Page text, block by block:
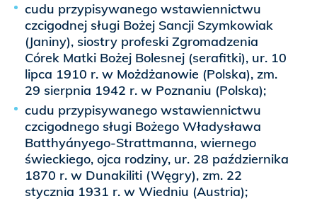
cudu przypisywanego wstawiennictwu
czcigodnej sługi Bożej Sancji Szymkowiak
(Janiny), siostry profeski Zgromadzenia
Córek Matki Bożej Bolesnej (serafitki), ur. 10
lipca 1910 r. w Możdżanowie (Polska), zm.
29 sierpnia 1942 r. w Poznaniu (Polska);
cudu przypisywanego wstawiennictwu
czcigodnego sługi Bożego Władysława
Batthyányego-Strattmanna, wiernego
świeckiego, ojca rodziny, ur. 28 października
1870 r. w Dunakiliti (Węgry), zm. 22
stycznia 1931 r. w Wiedniu (Austria);